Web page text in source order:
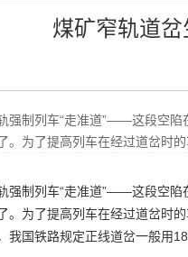
煤矿窄轨道
强制列车“走准道”——这段空陷
。为了提高列车在经过道岔时
强制列车“走准道”——这段空陷
。为了提高列车在经过道岔时
我国铁路规定正线道岔一般用